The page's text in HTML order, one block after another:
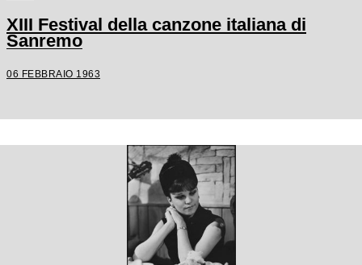
XIII Festival della canzone italiana di
Sanremo
06 FEBBRAIO 1963